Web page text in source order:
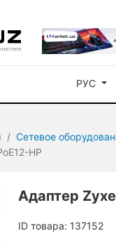
РУС
Сетевое
HP
Адаптер
ID товара: 137152